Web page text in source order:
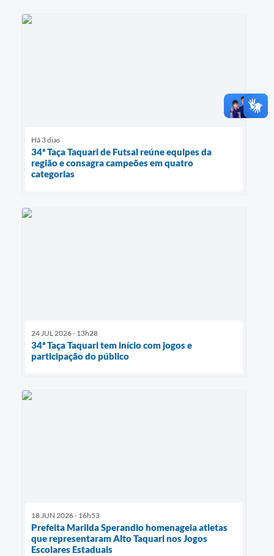
Há 3 dias
34ª Taça Taquari de Futsal reúne equipes da
região e consagra campeões em quatro
categorias
24 JUL 2026 - 13h28
34ª Taça Taquari tem início com jogos e
participação do público
18 JUN 2026 - 16h53
Prefeita Marilda Sperandio homenageia atletas
que representaram Alto Taquari nos Jogos
Escolares Estaduais